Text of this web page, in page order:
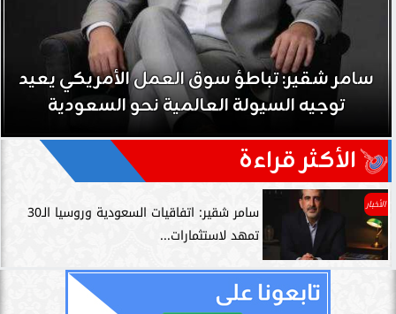
سامر شقير: تباطؤ سوق العمل الأمريكي يعيد
توجيه السيولة العالمية نحو السعودية
الأكثر قراءة
الأخبار
سامر شقير: اتفاقيات السعودية وروسيا الـ30
تمهد لاستثمارات...